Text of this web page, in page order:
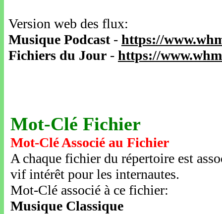
Version web des flux:
Musique Podcast- https://
Fichiers du Jour - https://
Mot-Clé Fichier
Mot-Clé Associé au Fichier
A chaque fichier du répertoire est
vif intérêt pour les internautes.
Mot-Clé associé à ce fichier:
Musique Classique